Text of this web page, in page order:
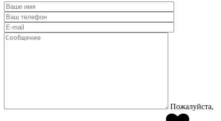
Пожалуйста,